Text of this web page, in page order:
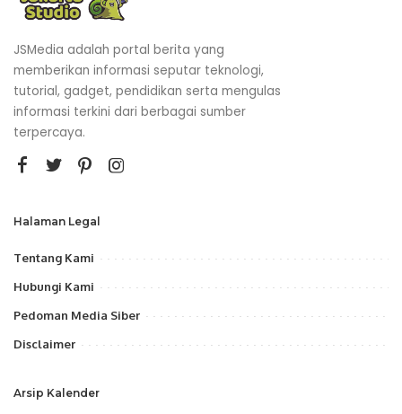
JSMedia adalah portal berita yang
memberikan informasi seputar teknologi,
tutorial, gadget, pendidikan serta mengulas
informasi terkini dari berbagai sumber
terpercaya.
Halaman Legal
Tentang Kami
Hubungi Kami
Pedoman Media Siber
Disclaimer
Arsip Kalender